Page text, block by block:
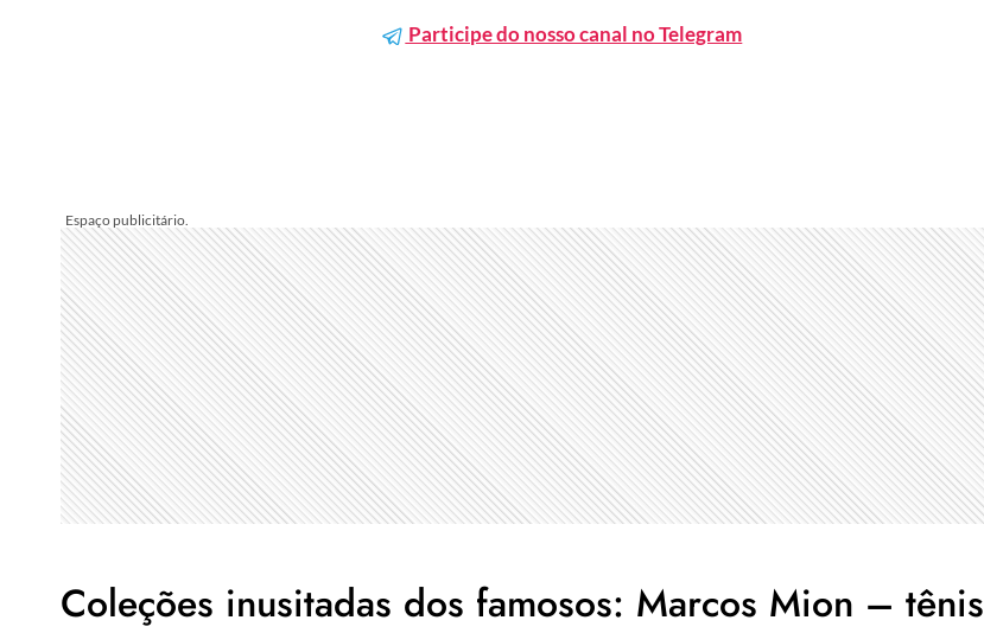
Participe do nosso canal no Telegram
Coleções inusitadas dos famosos: Marcos Mion – tênis